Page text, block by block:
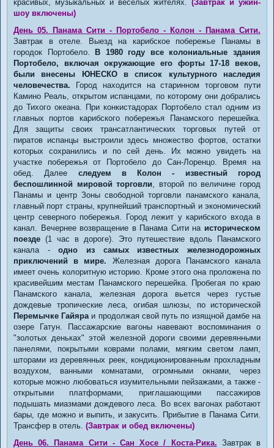
красивых, музыкальных и веселых жителях.(Завтрак и ужин-
шоу включены)
День 05. Панама Сити - Портобело - Колон - Панама Сити.
Завтрак в отеле. Выезд на карибское побережье Панамы в
городок Портобело.
В 1980 году все колониальные здания
Портобело, включая окружающие его форты 17-18 веков,
были внесены ЮНЕСКО в список культурного наследия
человечества. Город находится на старинном торговом пути
Камино Реаль, открытом испанцами, по которому они добрались
до Тихого океана. При конкистадорах Портобело стал одним из
главных портов карибского побережья Панамского перешейка.
Для защиты своих трансатлантических торговых путей от
пиратов испанцы выстроили здесь множество фортов, остатки
которых сохранились и по сей день. Их можно увидеть на
участке побережья от Портобело до Сан-Лоренцо. Время на
обед. Далее следуем в Колон - известный город
беспошлинной мировой торговли , второй по величине город
Панамы и центр Зоны свободной торговли панамского канала,
главный порт страны, крупнейший транспортный и экономический
центр северного побережья. Город лежит у карибского входа в
канал. Вечернее возвращение в Панама Сити на историческом
поезде (1 час в дороге). Это путешествие вдоль Панамского
канала -одно из самых известных железнодорожных
приключений в мире. Железная дорога Панамского канала
имеет очень колоритную историю. Кроме этого она проложена по
красивейшим местам Панамского перешейка. Пробегая по краю
Панамского канала, железная дорога вьется через густые
дождевые тропические леса, огибая шлюзы, по исторической
Перемычке Гайяра и продолжая свой путь по изящной дамбе на
озере Гатун. Пассажарские вагоны навевают воспоминания о
"золотых деньках" этой железной дороги своими деревянными
панелями, покрытыми коврами полами, мягким светом ламп,
шторами из деревянных реек, кондиционированным прохладным
воздухом, ванными комнатами, огромными окнами, через
которые можно любоваться изумительными пейзажами, а также -
открытыми платформами, приглашающими пассажиров
подышать миазмами дождевого леса. Во всех вагонах работают
бары, где можно и выпить, и закусить. Прибытие в Панама Сити.
Трансфер в отель. (Завтрак и обед включены)
День 06. Панама Сити - Сан Хосе / Коста-Рика. Завтрак в